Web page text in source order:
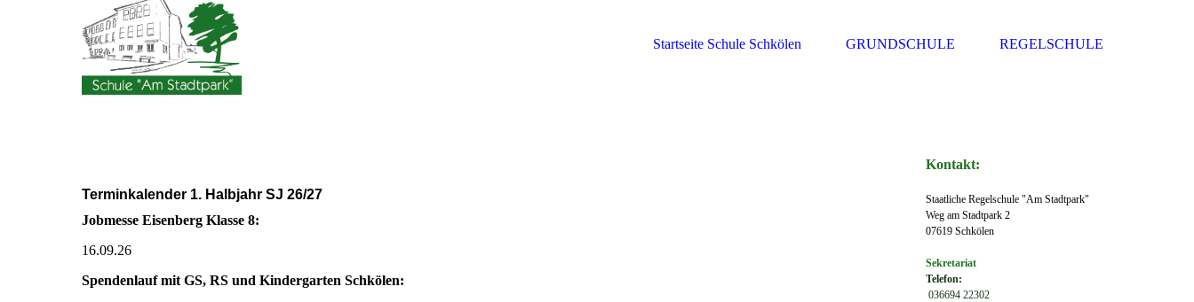
Startseite Schule Schkölen GRUNDSCHULE REGELSCHULE
Terminkalender 1. Halbjahr SJ 26/27
Jobmesse Eisenberg Klasse 8:
16.09.26
Spendenlauf mit GS, RS und Kindergarten Schkölen:
Kontakt:
Staatliche Regelschule "Am Stadtpark"
Weg am Stadtpark 2
07619 Schkölen
Sekretariat
Telefon:
036694 22302